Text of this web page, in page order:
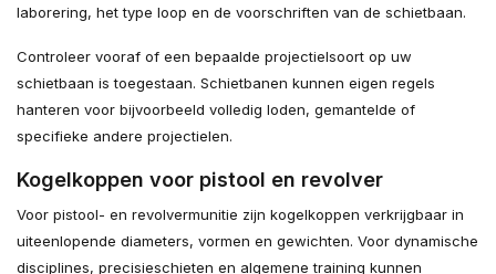
laborering, het type loop en de voorschriften van de schietbaan.
Controleer vooraf of een bepaalde projectielsoort op uw
schietbaan is toegestaan. Schietbanen kunnen eigen regels
hanteren voor bijvoorbeeld volledig loden, gemantelde of
specifieke andere projectielen.
Kogelkoppen voor pistool en revolver
Voor pistool- en revolvermunitie zijn kogelkoppen verkrijgbaar in
uiteenlopende diameters, vormen en gewichten. Voor dynamische
disciplines, precisieschieten en algemene training kunnen